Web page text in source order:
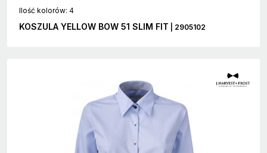
Ilość kolorów: 4
KOSZULA YELLOW BOW 51 SLIM FIT | 2905102